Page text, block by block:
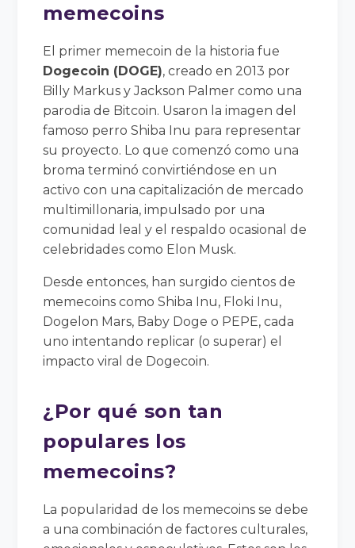
memecoins
El primer memecoin de la historia fue
Dogecoin (DOGE), creado en 2013 por
Billy Markus y Jackson Palmer como una
parodia de Bitcoin. Usaron la imagen del
famoso perro Shiba Inu para representar
su proyecto. Lo que comenzó como una
broma terminó convirtiéndose en un
activo con una capitalización de mercado
multimillonaria, impulsado por una
comunidad leal y el respaldo ocasional de
celebridades como Elon Musk.
Desde entonces, han surgido cientos de
memecoins como Shiba Inu, Floki Inu,
Dogelon Mars, Baby Doge o PEPE, cada
uno intentando replicar (o superar) el
impacto viral de Dogecoin.
¿Por qué son tan
populares los
memecoins?
La popularidad de los memecoins se debe
a una combinación de factores culturales,